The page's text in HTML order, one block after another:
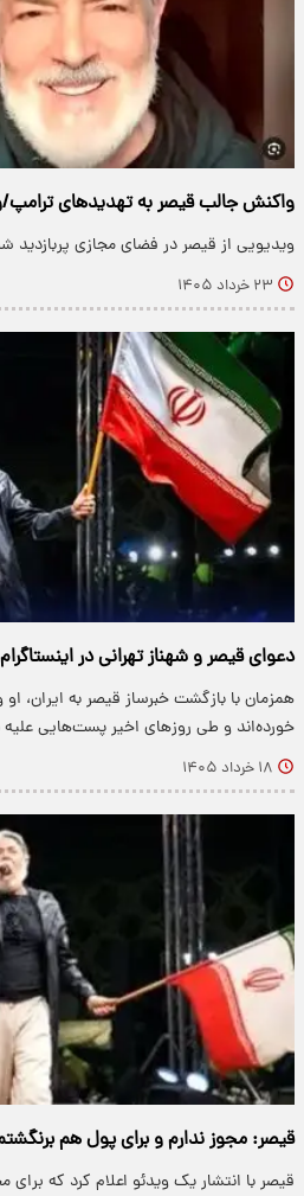
واکنش جالب قیصر به تهدیدهای ترامپ/
ویدیویی از قیصر در فضای مجازی پربازدید
۲۳ خرداد ۱۴۰۵
دعوای قیصر و شهناز تهرانی در
همزمان با بازگشت خبرساز قیصر به ایران، او
خورده‌اند و طی روزهای اخیر پست‌هایی
۱۸ خرداد ۱۴۰۵
قیصر: مجوز ندارم و برای پول هم
قیصر با انتشار یک ویدئو اعلام کرد که برای